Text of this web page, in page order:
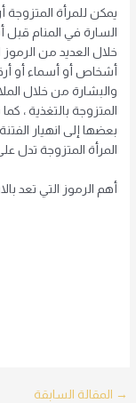
يمكن للمرأة المتزوجة
السارة في المنام
خلال العديد من
أشخاص أو أسماء أو
والبشارة من خلال
المتزوجة بالتغذية ،
بعضها إلى انهيار
المرأة المتزوجة تدل
أهم الرموز التي تعد
Post
→ المقالة السابقة